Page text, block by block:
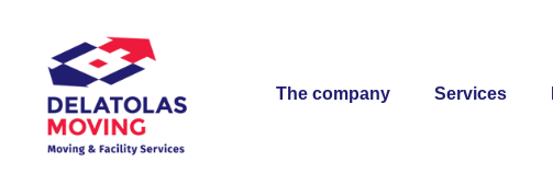
The company Services